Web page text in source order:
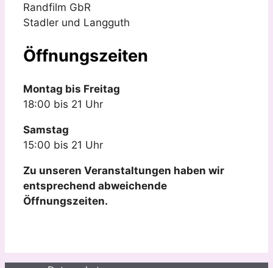
Randfilm GbR
Stadler und Langguth
Öffnungszeiten
Montag bis Freitag
18:00 bis 21 Uhr
Samstag
15:00 bis 21 Uhr
Zu unseren Veranstaltungen haben wir
entsprechend abweichende
Öffnungszeiten.